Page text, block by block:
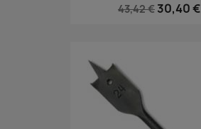
43,42 € 30,40 €